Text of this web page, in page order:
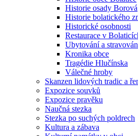
Historie osady Borová
Historie bolatického
Historické osobnosti
Restaurace v
Ubytování a
Kronika obce
Tragédie Hlučínska
Válečné hroby
Skanzen lidových tradic a
Expozice souvků
Expozice pravěku
Naučná stezka
Stezka po suchých poldrech
Kultura a zábava